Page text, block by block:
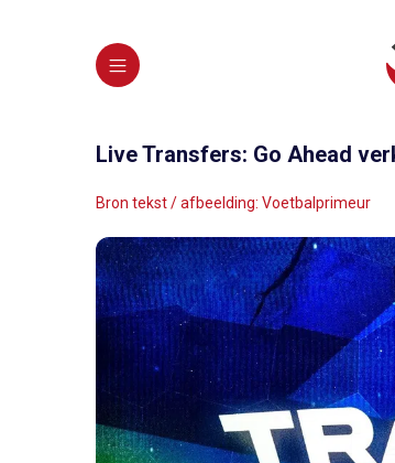
Live Transfers: Go Ahead
Bron tekst / afbeelding: Voetbalprimeur